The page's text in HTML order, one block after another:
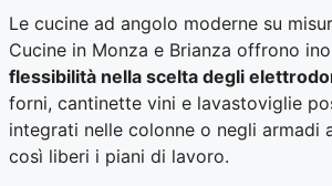
Le cucine ad angolo moderne su
Cucine in Monza e Brianza offrono
flessibilità nella scelta degli
forni, cantinette vini e lavastoviglie
integrati nelle colonne o negli armadi
così liberi i piani di lavoro.